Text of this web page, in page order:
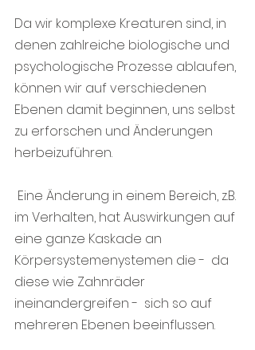
Da wir komplexe Kreaturen sind, in
denen zahlreiche biologische und
psychologische Prozesse ablaufen,
können wir auf verschiedenen
Ebenen damit beginnen, uns selbst
zu erforschen und Änderungen
herbeizuführen.
im Verhalten, hat Auswirkungen auf
eine ganze Kaskade an
Körpersystemenystemen die -  da
diese wie Zahnräder
ineinandergreifen -  sich so auf
mehreren Ebenen beeinflussen.